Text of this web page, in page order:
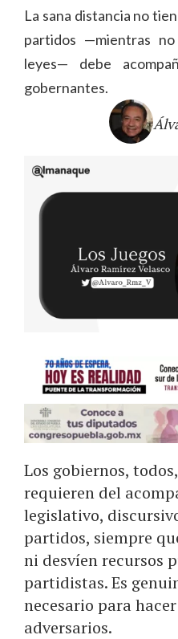
La sana distancia no
partidos —mientras
leyes— debe
gobernantes.
Los gobiernos,
requieren del
legislativo,
partidos, siempre
ni desvíen recursos
partidistas. Es
necesario para
adversarios.